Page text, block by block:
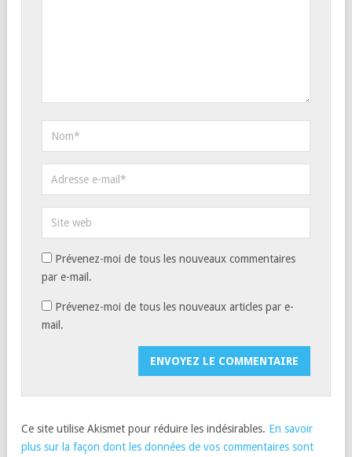
Prévenez-moi de tous les nouveaux commentaires
par e-mail.
Prévenez-moi de tous les nouveaux articles par e-
mail.
Ce site utilise Akismet pour réduire les indésirables. En savoir
plus sur la façon dont les données de vos commentaires sont